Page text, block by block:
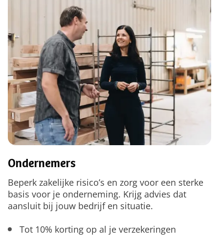
Ondernemers
Beperk zakelijke risico’s en zorg voor een sterke
basis voor je onderneming. Krijg advies dat
aansluit bij jouw bedrijf en situatie.
Tot 10% korting op al je verzekeringen